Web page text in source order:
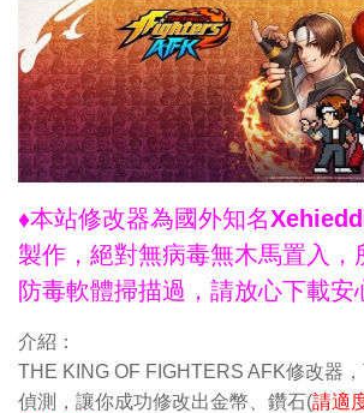
♦本站修改器為國外知名
製作，絕對無病毒無木馬置入，
防毒軟體掃描過，請放心下載安
介紹：
THE KING OF FIGHTERS AFK修改器
偵測，讓你成功修改出金幣、鑽石(請適